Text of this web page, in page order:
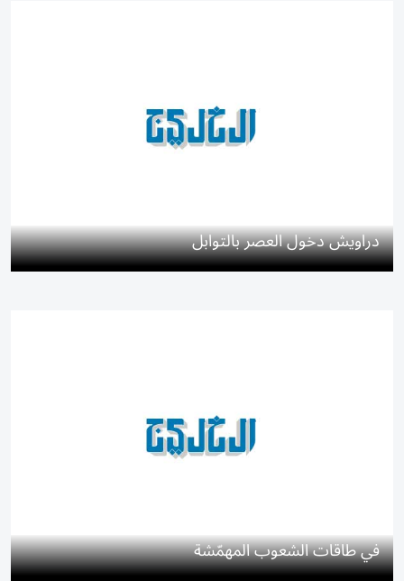
دراويش دخول العصر بالتوابل
في طاقات الشعوب المهمّشة